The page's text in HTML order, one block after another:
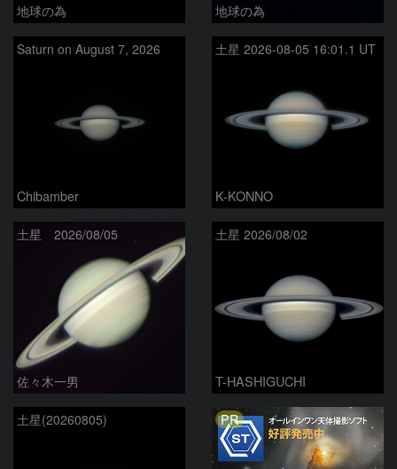
地球の為 地球の為
Saturn on August 7, 2026
Chibamber
土星 2026-08-05 16:01.1 UT
K-KONNO
土星 2026/08/05
佐々木一男
土星 2026/08/02
T-HASHIGUCHI
土星(20260805) PR